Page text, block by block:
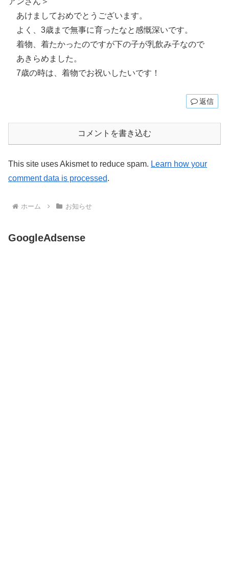
あけましておめでとうございます。
よく、3歳まで無事に育ったなと感慨深いです。
着物、着たかったのですが下の子が乳飲み子なので
あきらめました。
7歳の時は、着物でお祝いしたいです！
返信
コメントを書き込む
This site uses Akismet to reduce spam. Learn how your
comment data is processed.
ホーム お知らせ
GoogleAdsense